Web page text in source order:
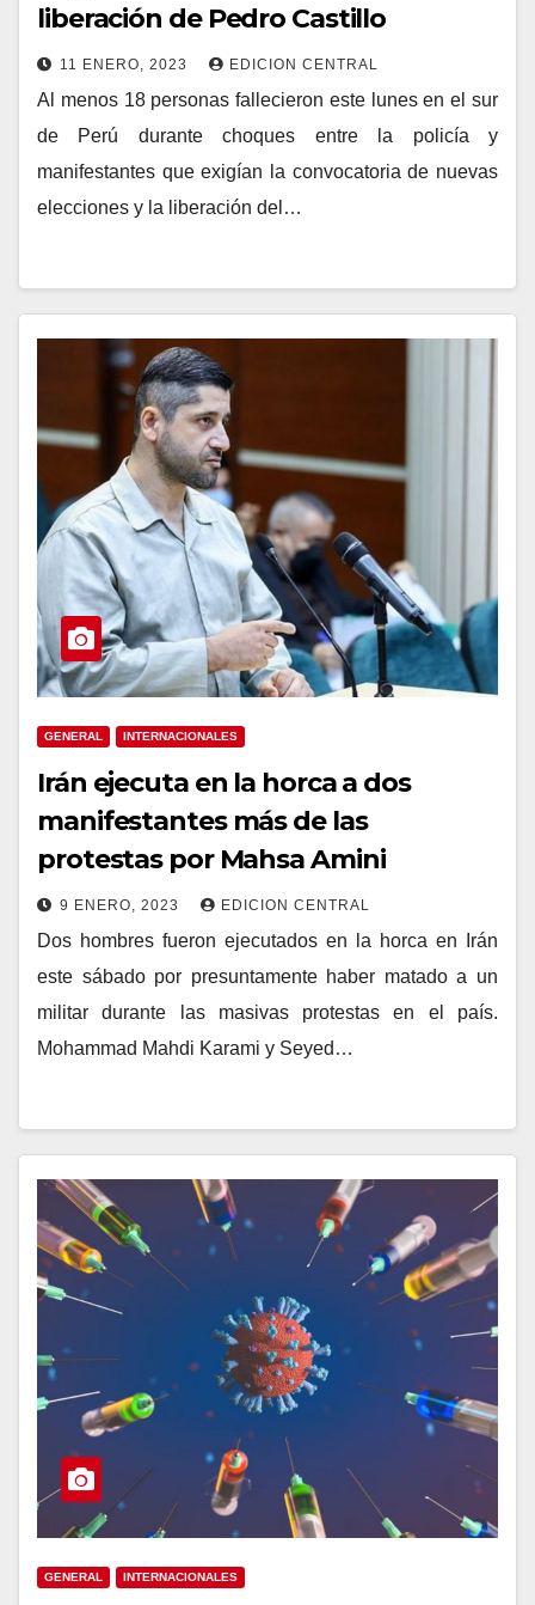
liberación de Pedro Castillo
11 ENERO, 2023 EDICION CENTRAL
Al menos 18 personas fallecieron este lunes en el sur
de Perú durante choques entre la policía y
manifestantes que exigían la convocatoria de nuevas
elecciones y la liberación del…
GENERAL INTERNACIONALES
Irán ejecuta en la horca a dos
manifestantes más de las
protestas por Mahsa Amini
9 ENERO, 2023 EDICION CENTRAL
Dos hombres fueron ejecutados en la horca en Irán
este sábado por presuntamente haber matado a un
militar durante las masivas protestas en el país.
Mohammad Mahdi Karami y Seyed…
GENERAL INTERNACIONALES